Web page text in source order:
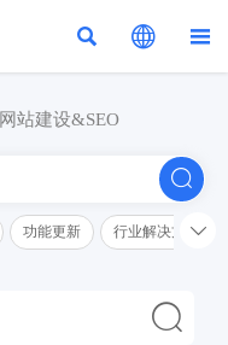
  
网站建设&SEO

功能更新 行业解决方案解读

